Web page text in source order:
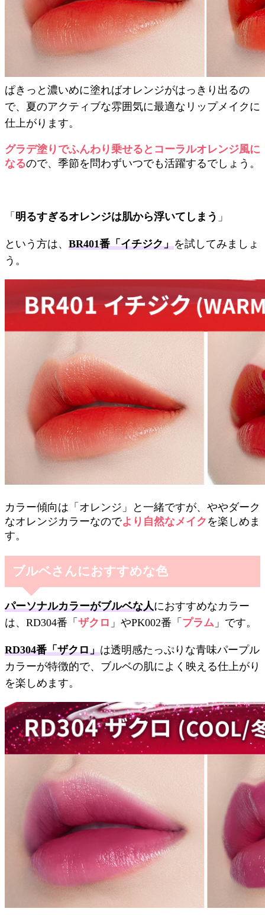
ぱきっと濃いめに塗ればオレンジがはっきり出るの
で、夏のアクティブな雰囲気に最適なリップメイクに
仕上がります。
グラデ塗りでふんわり乗せるとコーラルオレンジ風に
なるので、季節を問わずいつでも活躍するでしょう。
「 明るすぎるオレンジは肌から浮いてしまう 」
という方は、 BR401番「イチジク」を試してみましょ
う。
カラー傾向は「オレンジ」と一緒ですが、ややダーク
なオレンジカラーなのでより自然なメイク を楽しめま
す。
ブルベさんにおすすめな色
パーソナルカラーがブルベな人におすすめなカラー
は、RD304番「 ザクロ 」やPK002番「 プラム 」です。
RD304番「ザクロ」は透明感たっぷりな青味パープル
カラーが特徴的で、ブルベの肌によく映える仕上がり
を楽しめます。